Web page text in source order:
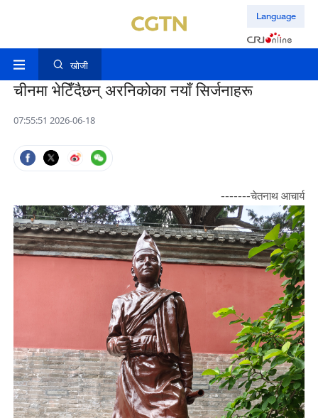
Language
खोजी
चीनमा भेटिँदैछन् अरनिकोका नयाँ सिर्जनाहरू
07:55:51 2026-06-18
-------चेतनाथ आचार्य